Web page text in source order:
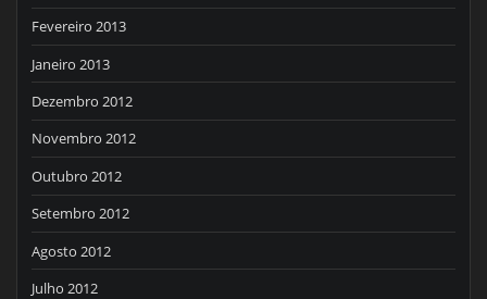
Fevereiro 2013
Janeiro 2013
Dezembro 2012
Novembro 2012
Outubro 2012
Setembro 2012
Agosto 2012
Julho 2012